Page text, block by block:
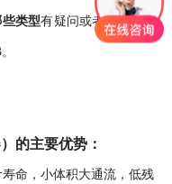
类型有疑问或者需求，想
。
） 的主要优势：
命， 小体积大通流，低残